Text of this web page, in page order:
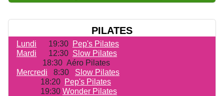
PILATES
Lundi 19:30 Pep's Pilates
Mardi 12:30 Slow Pilates
18:30 Aéro Pilates
Mercredi 8:30 Slow Pilates
18:20 Pep's Pilates
19:30 Wonder Pilates